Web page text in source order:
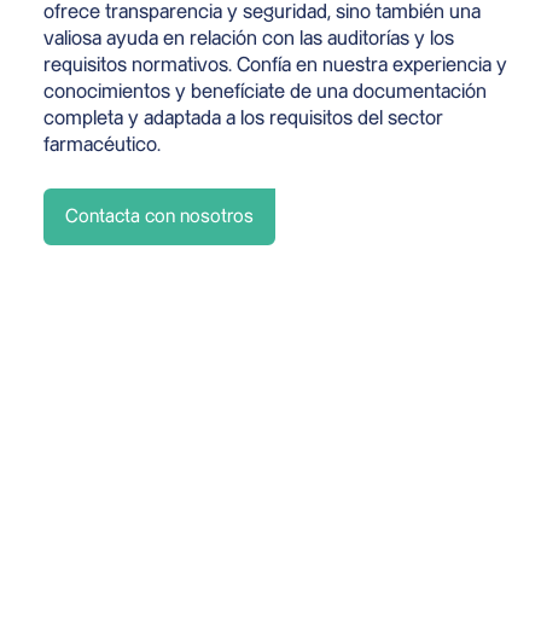
ofrece transparencia y seguridad, sino también una
valiosa ayuda en relación con las auditorías y los
requisitos normativos. Confía en nuestra experiencia y
conocimientos y benefíciate de una documentación
completa y adaptada a los requisitos del sector
farmacéutico.
Contacta con nosotros